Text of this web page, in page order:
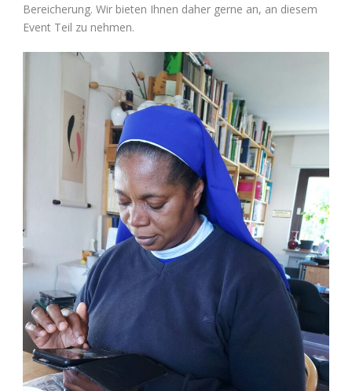
Bereicherung. Wir bieten Ihnen daher gerne an, an diesem
Event Teil zu nehmen.